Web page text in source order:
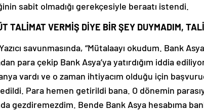
sabit olmadığı gerekçesiyle beraatı istendi.
TALİMAT VERMİŞ DİYE BİR ŞEY DUYMADIM,
savunmasında, “Mütalaayı okudum. Bank
para çekip Bank Asya’ya yatırdığım iddia
vardı ve o zaman ihtiyacım olduğu için
Para hemen getirildi bana. O dönemin
gezdiremezdim. Bende Bank Asya hesabıma